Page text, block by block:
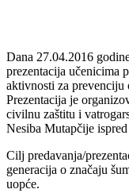
Dana 27.04.2016
prezentacija učenicima
aktivnosti za prevenciju
Prezentacija je
civilnu zaštitu i
Nesiba Mutapčije
Cilj predavanja/
generacija o značaju
uopće.